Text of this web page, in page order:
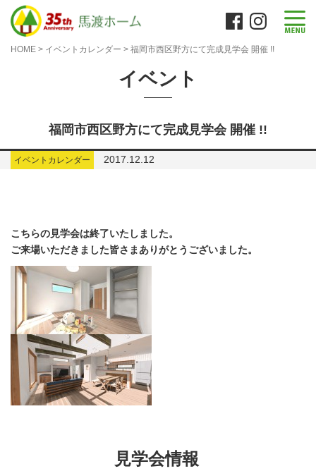
HOME > イベントカレンダー > 福岡市西区野方にて完成見学会 開催 !!
イベント
福岡市西区野方にて完成見学会 開催 !!
イベントカレンダー 2017.12.12
こちらの見学会は終了いたしました。
ご来場いただきました皆さまありがとうございました。
見学会情報